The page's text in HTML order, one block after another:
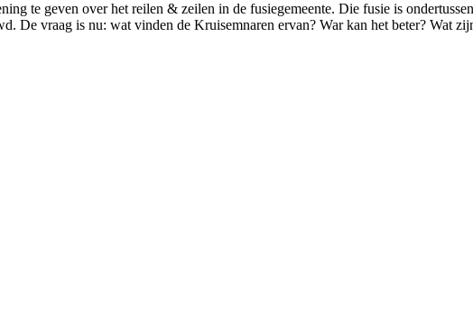
te geven over het reilen & zeilen in de fusiegemeente. Die fusie is
De vraag is nu: wat vinden de Kruisemnaren ervan? War kan het beter? Wat